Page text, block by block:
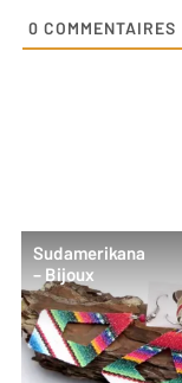
0 COMMENTAIRES
Sudamerikana
– Bijoux